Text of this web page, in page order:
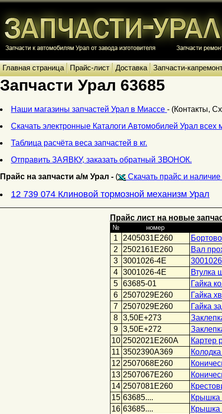
Главная страница Прайс-лист Доставка Запчасти-
Запчасти Урал 63685
Наши магазины запчастей Урал в Миассе - (Контакты,
Скачать электронные Каталоги Автомобилей Урал всех
Таблица расчёта веса запчастей в кг.
Отправить ЗАЯВКУ, заказать обратный ЗВОНОК.
Прайс на запчасти а/м Урал - ( Скачать прайс и
12 739 074 Клиновой тормозной механизм Урал
Прайс лист на новые
№ номер
1 2405031Е260
2 2502161Е260
Вал
3 3001026-4Е
4 3001026-4Е
Втулка
5 63685-01
Гайка
6 2507029Е260
Гайка
7 2507029Е260
Гайка
8 3,50E+273
9 3,50E+272
10 2502021E260A
Картер
11 3502390А369
12 2507068Е260
13 2507067Е260
14 2507081Е260
15 63685....
Крышка
16 63685....
Крышка